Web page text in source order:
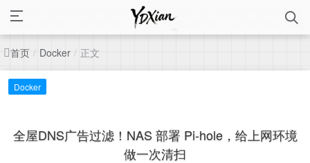
首页 / Docker / 正文
Docker
全屋DNS广告过滤！NAS 部署 Pi-hole，给上网环境
做一次清扫